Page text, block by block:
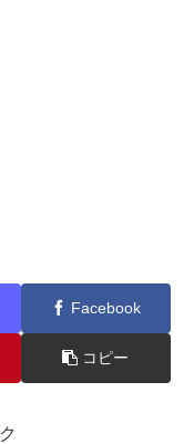
Facebook
コピー